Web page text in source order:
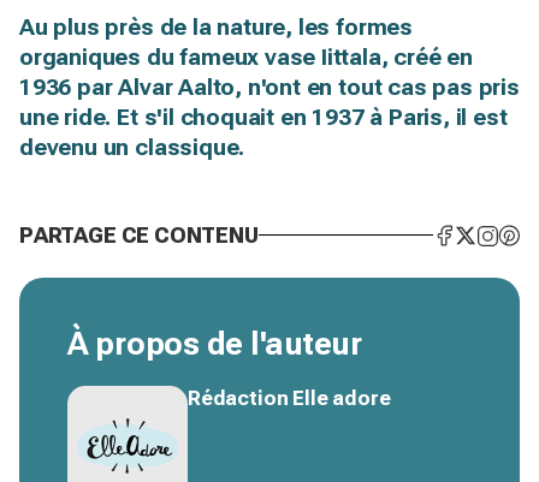
Au plus près de la nature, les formes
organiques du fameux vase Iittala, créé en
1936 par Alvar Aalto, n'ont en tout cas pas pris
une ride. Et s'il choquait en 1937 à Paris, il est
devenu un classique.
PARTAGE CE CONTENU
À propos de l'auteur
Rédaction Elle adore